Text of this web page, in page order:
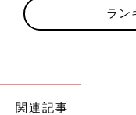
出血とともにおなかの
前置胎盤などのトラブ
ラン
関連記事